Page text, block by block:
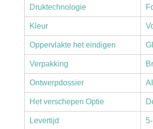
Druktechnologie
Kleur
Oppervlakte het eindigen
Verpakking
Ontwerpdossier
Het verschepen Optie
Levertijd